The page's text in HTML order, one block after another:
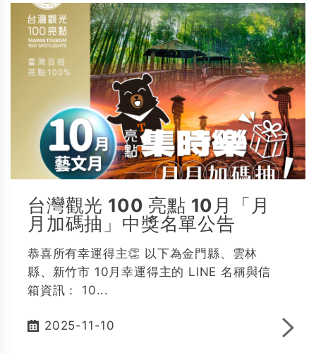
台灣觀光 100 亮點 10月「月
月加碼抽」中獎名單公告
恭喜所有幸運得主👏 以下為金門縣、雲林
縣、新竹市 10月幸運得主的 LINE 名稱與信
箱資訊： 10...
2025-11-10